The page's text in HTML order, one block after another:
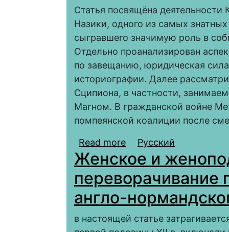
Статья посвящёна
Назики, одного из самых
сыгравшего значимую роль в
Отдельно проанализирован
по завещанию, юридическая
историографии. Далее
Сципиона, в частности,
Магном. В гражданской войне
помпеянской коалиции после
Read more about Кв. Метелл
помпеянцев.
Русский
Женское и
переворачивание
англо-
в настоящей статье